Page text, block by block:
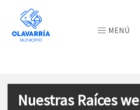
MENÚ
Nuestras Raíces